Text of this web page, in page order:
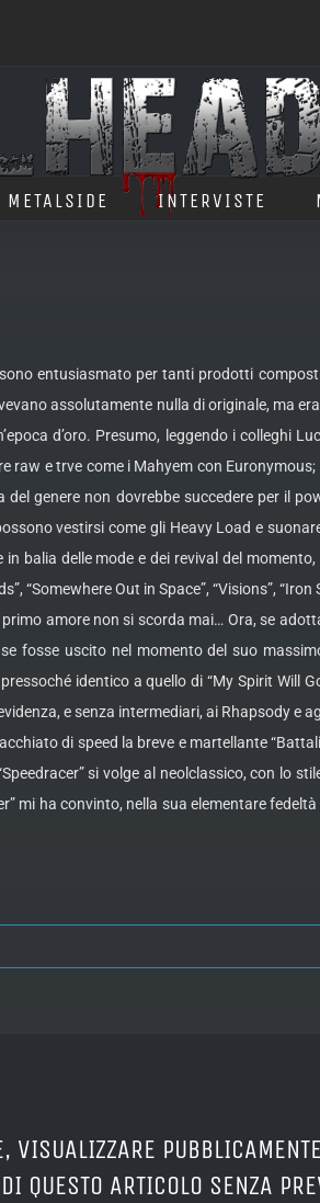
METALSIDE INTERVISTE
entusiasmato per tanti prodotti
assolutamente nulla di originale, ma
d’oro. Presumo, leggendo i colleghi
e trve come i Mahyem con
genere non dovrebbe succedere per il
vestirsi come gli Heavy Load e
balia delle mode e dei revival del
Out in Space”, “Visions”,
amore non si scorda mai… Ora, se
fosse uscito nel momento del suo
identico a quello di “My Spirit Will
e senza intermediari, ai Rhapsody e
di speed la breve e martellante
si volge al neolclassico, con lo
mi ha convinto, nella sua elementare
QUESTO ARTICOLO SENZA